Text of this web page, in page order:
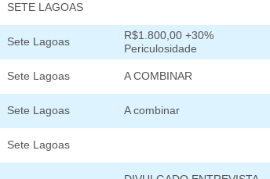
SETE LAGOAS
Sete Lagoas
R$1.800,00 +30%
Periculosidade
Sete Lagoas A COMBINAR
Sete Lagoas A combinar
Sete Lagoas